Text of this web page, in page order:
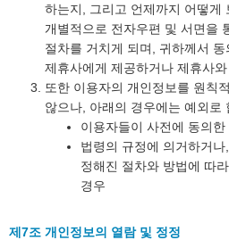
하는지, 그리고 언제까지 어떻게
개별적으로 전자우편 및 서면을
절차를 거치게 되며, 귀하께서
제휴사에게 제공하거나 제휴사
또한 이용자의 개인정보를 원칙
않으나, 아래의 경우에는 예외로
이용자들이 사전에 동의한
법령의 규정에 의거하거
정해진 절차와 방법에 따
경우
제7조 개인정보의 열람 및 정정